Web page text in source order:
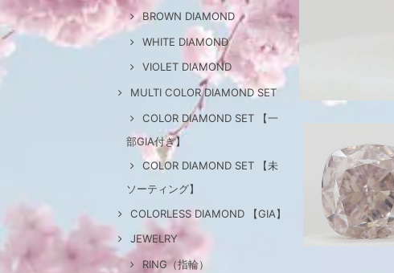
BROWN DIAMOND
WHITE DIAMOND
VIOLET DIAMOND
MULTI COLOR DIAMOND SET
COLOR DIAMOND SET 【一
部GIA付き】
COLOR DIAMOND SET 【未
ソーティング】
COLORLESS DIAMOND 【GIA】
JEWELRY
RING（指輪）